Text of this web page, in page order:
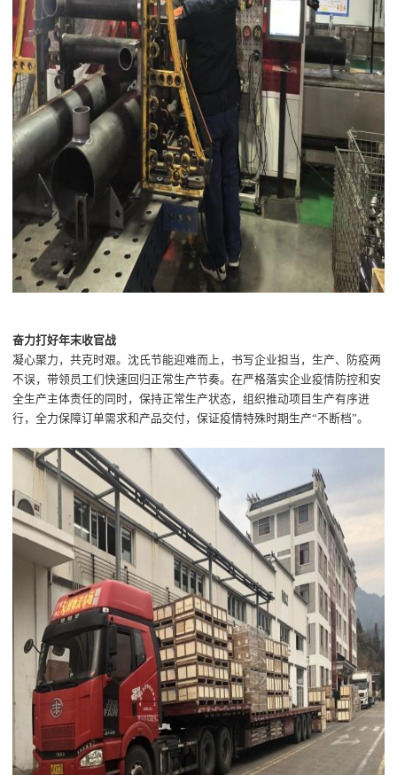
奋力打好年末收官战
凝心聚力，共克时艰。沈氏节能迎难而上，书写企业担当，生产、防疫两
不误，带领员工们快速回归正常生产节奏。在严格落实企业疫情防控和安
全生产主体责任的同时，保持正常生产状态，组织推动项目生产有序进
行，全力保障订单需求和 产品交付，保证疫情特殊时期生产“不断档”。